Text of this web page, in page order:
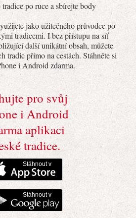
po ruce a sbírejte body
jako užitečného průvodce po
tradicemi. I bez přístupu na síť
další unikátní obsah, můžete
tradic přímo na cestách. Stáhněte si
i Android zdarma.
pro svůj
i Android
aplikaci
tradice.
Stáhnout v
Stáhnout v